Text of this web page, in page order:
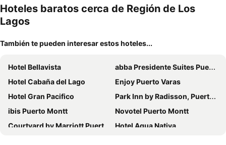
mascotas
Hoteles baratos cerca de Región de Los
Lagos
También te pueden interesar estos hoteles...
Hotel Bellavista
abba Presidente Suites Puerto Montt
Hotel Cabaña del Lago
Enjoy Puerto Varas
Hotel Gran Pacifico
Park Inn by Radisson, Puerto Varas
ibis Puerto Montt
Novotel Puerto Montt
Courtyard by Marriott Puerto Montt
Hotel Agua Nativa